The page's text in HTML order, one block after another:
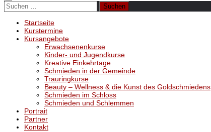
Suchen
nach:
Startseite
Kurstermine
Kursangebote
Erwachsenenkurse
Kinder- und Jugendkurse
Kreative Einkehrtage
Schmieden in der Gemeinde
Trauringkurse
Beauty – Wellness & die Kunst des Goldschmiedens
Schmieden im Schloss
Schmieden und Schlemmen
Portrait
Partner
Kontakt